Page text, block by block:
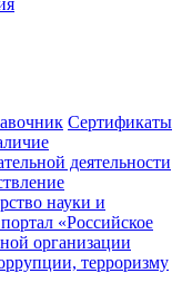
Сертификаты
деятельности
науки и
«Российское
организации
терроризму